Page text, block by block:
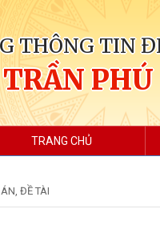
THÔNG TIN
PHÚ
TRANG CHỦ
ĐỀ TÀI